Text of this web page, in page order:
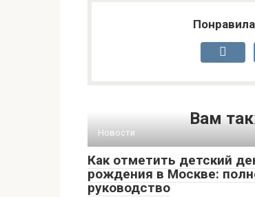
Вам
Новости
Как отметить детский
рождения в Москве:
руководство